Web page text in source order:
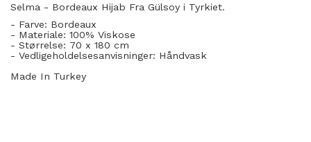
Selma - Bordeaux Hijab Fra Gülsoy i Tyrkiet.
- Farve: Bordeaux
- Materiale: 100% Viskose
- Størrelse: 70 x 180 cm
- Vedligeholdelsesanvisninger: Håndvask
Made In Turkey